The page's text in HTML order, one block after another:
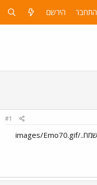
התחבר הירשם
#1
../images/Emo166.gifיום העצמאות שמח../images/Emo70.gif